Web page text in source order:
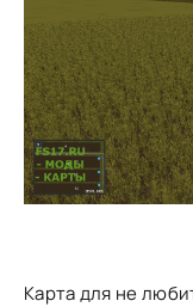
Карта для не